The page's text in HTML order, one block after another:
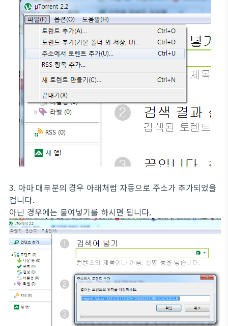
3. 아마 대부분의 경우 아래처럼 자동으로 주소가 추가되었을
겁니다.
아닌 경우에는 붙여넣기를 하시면 됩니다.